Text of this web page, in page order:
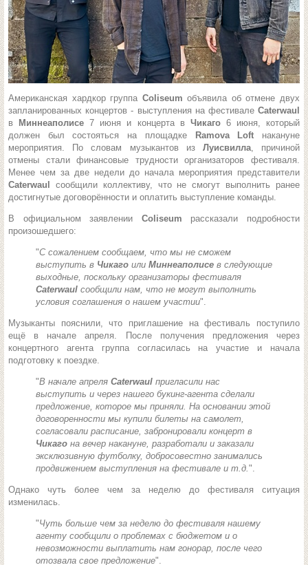
Американская хардкор группа Coliseum объявила об отмене двух
запланированных концертов - выступления на фестивале Caterwaul
в
Миннеаполисе7 июня и концерта в Чикаго 6 июня, который
должен был состояться на площадке
Ramova Loft накануне
мероприятия. По словам музыкантов из Луисвилла, причиной
отмены стали финансовые трудности организаторов фестиваля.
Менее чем за две недели до начала мероприятия представители
Caterwaul
сообщили коллективу, что не смогут выполнить ранее
достигнутые договорённости и оплатить выступление команды.
В официальном заявлении Coliseum рассказали подробности
произошедшего:
"С сожалением сообщаем, что мы не сможем
выступить в Чикаго или Миннеаполисе в следующие
выходные, поскольку организаторы фестиваля
Caterwaul сообщили нам, что не могут выполнить
условия соглашения о нашем участии".
Музыканты пояснили, что приглашение на фестиваль поступило
ещё в начале апреля. После получения предложения через
концертного агента группа согласилась на участие и начала
подготовку к поездке.
"В начале апреля Caterwaul пригласили нас
выступить и через нашего букинг-агента сделали
предложение, которое мы приняли. На основании этой
договоренности мы купили билеты на самолет,
согласовали расписание, забронировали концерт в
Чикаго на вечер накануне, разработали и заказали
эксклюзивную футболку, добросовестно занимались
продвижением выступления на фестивале и т.д.".
Однако чуть более чем за неделю до фестиваля ситуация
изменилась.
"Чуть больше чем за неделю до фестиваля нашему
агенту сообщили о проблемах с бюджетом и о
невозможности выплатить нам гонорар, после чего
отозвала свое предложение".